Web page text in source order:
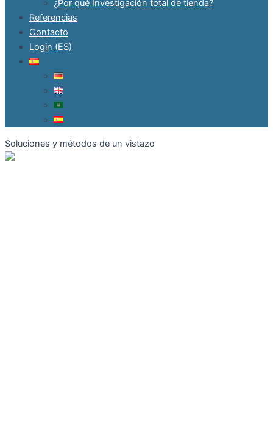
¿Por qué Investigación total de tienda?
Referencias
Contacto
Login (ES)
Soluciones y métodos de un vistazo